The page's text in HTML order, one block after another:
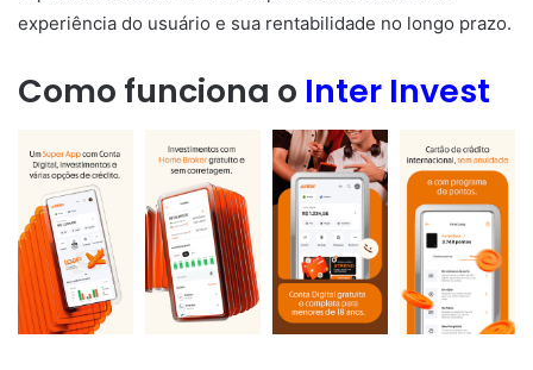
experiência do usuário e sua rentabilidade no longo prazo.
Como funciona o Inter Invest